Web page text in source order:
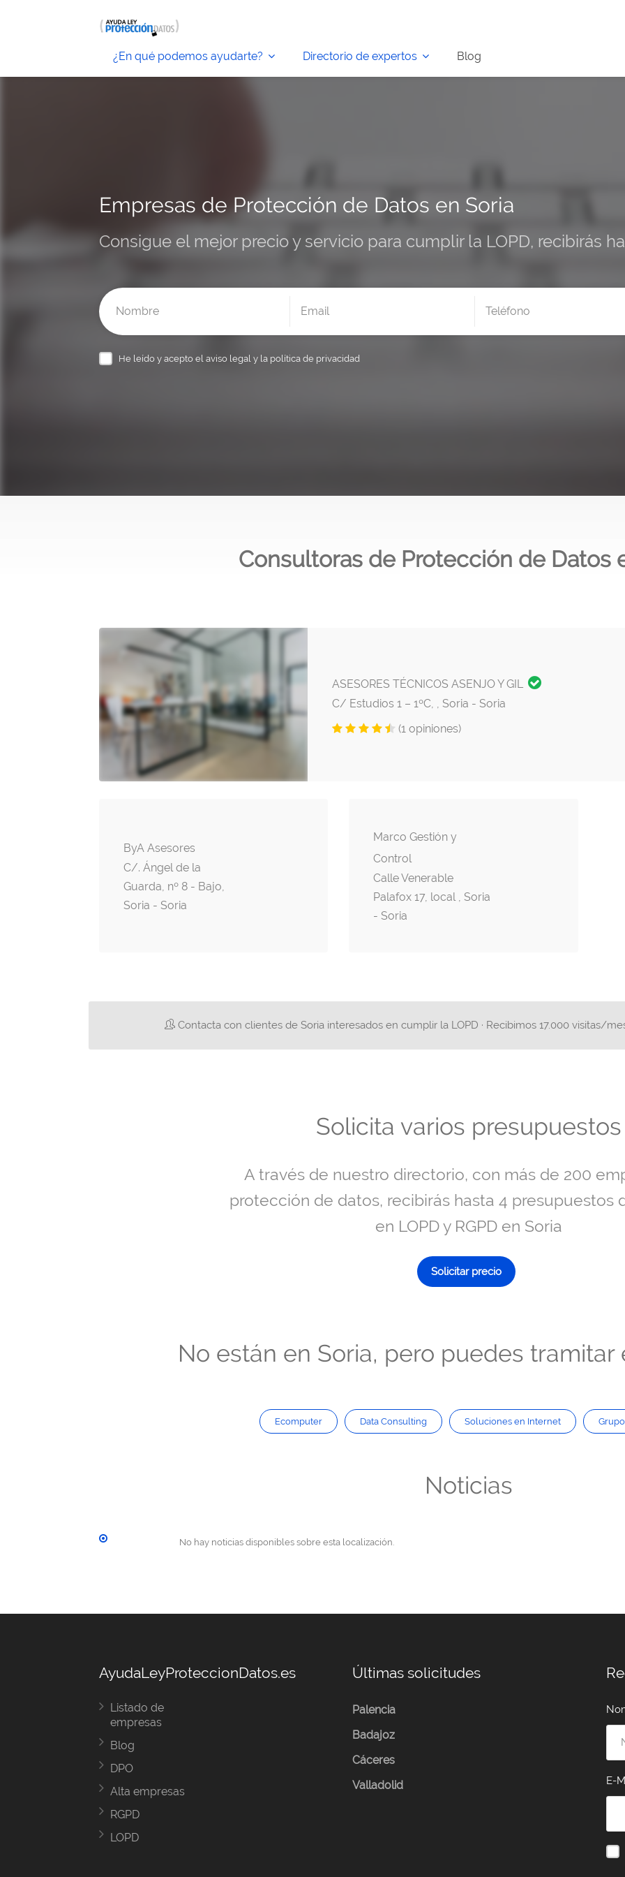
¿En qué podemos ayudarte? Directorio de expertos Blog
Empresas de Protección de Datos en Soria
Consigue el mejor precio y servicio para cumplir la LOPD, recibirás
He leído y acepto el aviso legal y la política de privacidad
Consultoras de Protección de Datos
ASESORES TÉCNICOS ASENJO Y GIL
C/ Estudios 1 – 1ºC, , Soria - Soria
(1 opiniones)
ByA Asesores
C/. Ángel de la
Guarda, nº 8 - Bajo,
Soria - Soria
Marco Gestión y
Control
Calle Venerable
Palafox 17, local , Soria
- Soria
Contacta con clientes de Soria interesados en cumplir la LOPD · Recibimos 17.000 visitas/
Solicita varios presupuestos
A través de nuestro directorio, con más de 200
protección de datos, recibirás hasta 4 presupuestos
en LOPD y RGPD en Soria
Solicitar precio
No están en Soria, pero puedes tramitar
Ecomputer Data Consulting Soluciones en Internet
Noticias
No hay noticias disponibles sobre esta localización.
AyudaLeyProteccionDatos.es
Listado de
empresas
Blog
DPO
Alta empresas
RGPD
LOPD
Últimas solicitudes
Palencia
Badajoz
Cáceres
Valladolid
E-